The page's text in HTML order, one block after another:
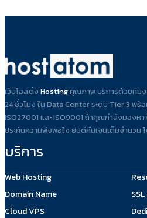
เว็บโฮสติ้ง Hostingคุณภาพ บริการด้วยทีม
24 ชั่วโมง ใน Data Center ระดับ Tier 3 พ
ISO27001 และ ISO9001 ถ้าคุณกำลังมองหา
ประกันความพึงพอใจ ยินดีคืนเงินเต็มจำนวน
บริการ
Web Hosting
Domain Name
Cloud VPS